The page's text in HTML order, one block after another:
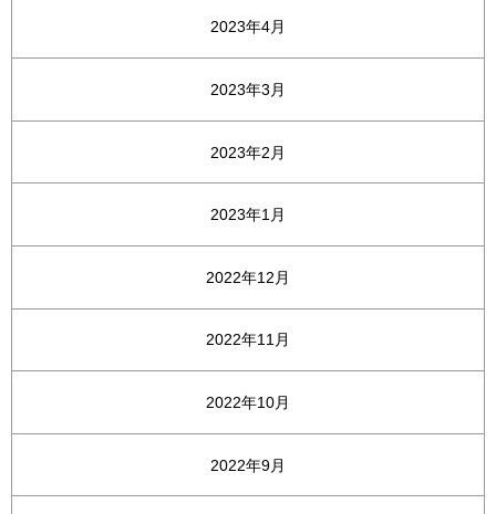
2023年4月
2023年3月
2023年2月
2023年1月
2022年12月
2022年11月
2022年10月
2022年9月